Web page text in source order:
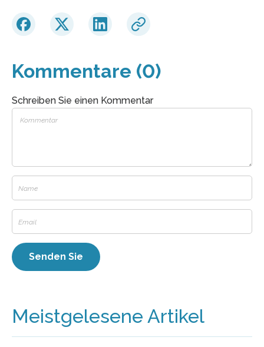
Kommentare (0)
Schreiben Sie einen Kommentar
Meistgelesene Artikel